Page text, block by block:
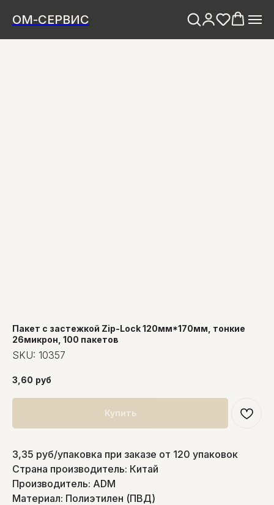
ОМ-СЕРВИС
Пакет с застежкой Zip-Lock 120мм*170мм, тонкие
26микрон, 100 пакетов
SKU: 10357
3,60 руб
Купить
3,35 руб/упаковка при заказе от 120 упаковок
Страна производитель: Китай
Производитель: ADM
Материал: Полиэтилен (ПВД)